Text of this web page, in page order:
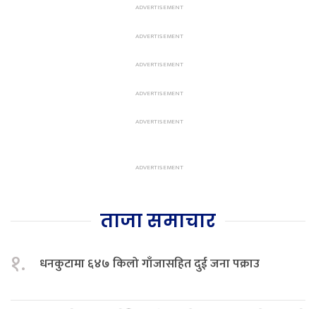
ताजा समाचार
१. धनकुटामा ६४७ किलो गाँजासहित दुई जना पक्राउ